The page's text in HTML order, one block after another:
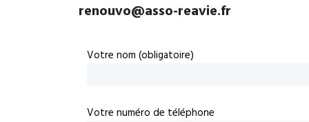
renouvo@asso-reavie.fr
Votre nom (obligatoire)
Votre numéro de téléphone